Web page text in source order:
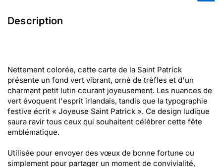
Description
Nettement colorée, cette carte de la Saint Patrick
présente un fond vert vibrant, orné de trèfles et d'un
charmant petit lutin courant joyeusement. Les nuances de
vert évoquent l'esprit irlandais, tandis que la typographie
festive écrit « Joyeuse Saint Patrick ». Ce design ludique
saura ravir tous ceux qui souhaitent célébrer cette fête
emblématique.
Utilisée pour envoyer des vœux de bonne fortune ou
simplement pour partager un moment de convivialité,